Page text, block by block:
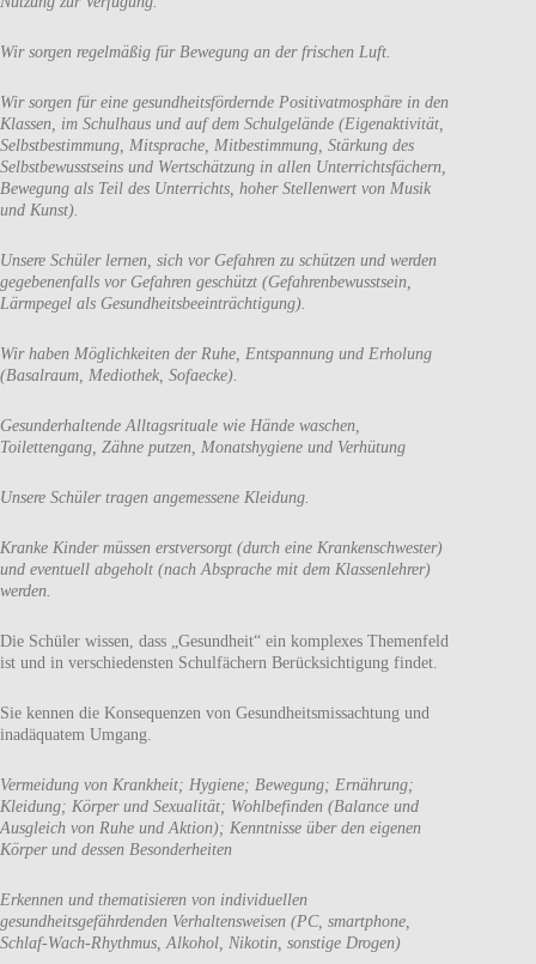
Wir sorgen regelmäßig für Bewegung an der frischen Luft.
Wir sorgen für eine gesundheitsfördernde Positivatmosphäre in den
Klassen, im Schulhaus und auf dem Schulgelände (Eigenaktivität,
Selbstbestimmung, Mitsprache, Mitbestimmung, Stärkung des
Selbstbewusstseins und Wertschätzung in allen Unterrichtsfächern,
Bewegung als Teil des Unterrichts, hoher Stellenwert von Musik
und Kunst).
Unsere Schüler lernen, sich vor Gefahren zu schützen und werden
gegebenenfalls vor Gefahren geschützt (Gefahrenbewusstsein,
Lärmpegel als Gesundheitsbeeinträchtigung).
Wir haben Möglichkeiten der Ruhe, Entspannung und Erholung
(Basalraum, Mediothek, Sofaecke).
Gesunderhaltende Alltagsrituale wie Hände waschen,
Toilettengang, Zähne putzen, Monatshygiene und Verhütung
Unsere Schüler tragen angemessene Kleidung.
Kranke Kinder müssen erstversorgt (durch eine Krankenschwester)
und eventuell abgeholt (nach Absprache mit dem Klassenlehrer)
werden.
Die Schüler wissen, dass „Gesundheit“ ein komplexes Themenfeld
ist und in verschiedensten Schulfächern Berücksichtigung findet.
Sie kennen die Konsequenzen von Gesundheitsmissachtung und
inadäquatem Umgang.
Vermeidung von Krankheit; Hygiene; Bewegung; Ernährung;
Kleidung; Körper und Sexualität; Wohlbefinden (Balance und
Ausgleich von Ruhe und Aktion); Kenntnisse über den eigenen
Körper und dessen Besonderheiten
Erkennen und thematisieren von individuellen
gesundheitsgefährdenden Verhaltensweisen (PC, smartphone,
Schlaf-Wach-Rhythmus, Alkohol, Nikotin, sonstige Drogen)